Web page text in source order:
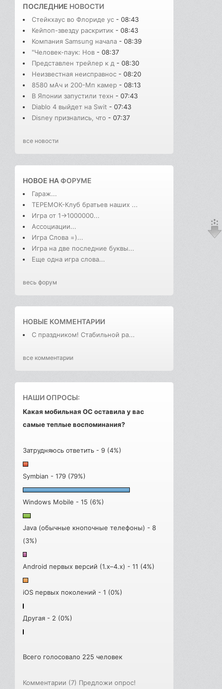
ПОСЛЕДНИЕ НОВОСТИ
Стейкхаус во Флориде ус - 08:43
Кейпоп-звезду раскритик - 08:43
Компания Samsung начала - 08:39
"Человек-паук: Нов - 08:37
Представлен трейлер к д - 08:30
Неизвестная неисправнос - 08:20
8580 мАч и 200-Мп камер - 08:13
В Японии запустили техн - 07:43
Diablo 4 выйдет на Swit - 07:43
Disney признались, что - 07:37
все новости
НОВОЕ НАФОРУМЕ
Гараж...
ТЕРЕМОК-Клуб братьев наших ...
Игра от 1->1000000...
Ассоциации...
Игра Слова =)...
Игра на две последние буквы...
Еще одна игра слова...
весь форум
НОВЫЕ КОММЕНТАРИИ
С праздником! Стабильной ра...
все комментарии
НАШИ ОПРОСЫ:
Какая мобильная ОС оставила у вас
самые теплые воспоминания?
Затрудняюсь ответить - 9 (4%)
Symbian - 179 (79%)
Windows Mobile - 15 (6%)
Java (обычные кнопочные телефоны) - 8
(3%)
Android первых версий (1.x–4.x) - 11 (4%)
iOS первых поколений - 1 (0%)
Другая - 2 (0%)
Всего голосовало 225 человек
Комментарии (7) Предложи опрос!